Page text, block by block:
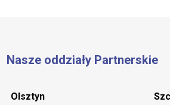
Nasze oddziały Partnerskie
Olsztyn